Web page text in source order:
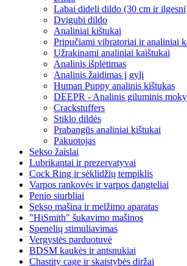
Labai dideli dildo (30 cm ir
Dvigubi dildo
Analiniai kištukai
Pripučiami vibratoriai ir analiniai
Užrakinami analiniai kaištukai
Analinis išplėtimas
Analinis žaidimas į gylį
Human Puppy analinis kištukas
DEEPR - Analinis giluminis
Crackstuffers
Stiklo dildės
Prabangūs analiniai kištukai
Pakuotojas
Sekso žaislai
Lubrikantai ir prezervatyvai
Cock Ring ir sėklidžių tempiklis
Varpos rankovės ir varpos dangteliai
Penio siurbliai
Sekso mašina ir melžimo aparatas
"HiSmith" šukavimo mašinos
Spenelių stimuliavimas
Vergystės parduotuvė
BDSM kaukės ir antsnukiai
Chastity cage ir skaistybės diržai